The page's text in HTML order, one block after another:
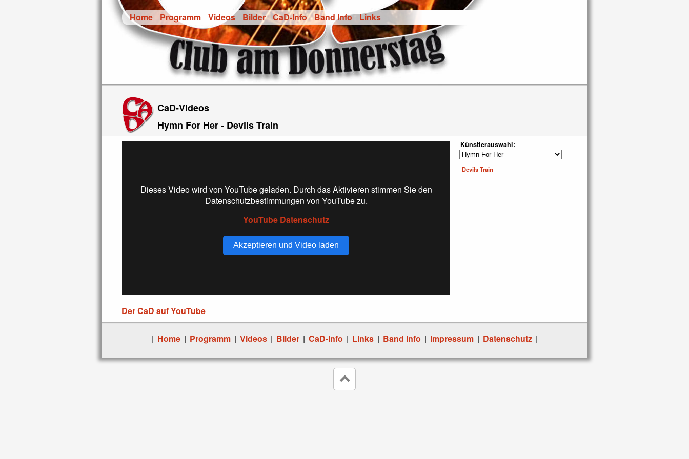
Home Programm Videos Bilder CaD-Info Band Info Links
CaD-Videos
Hymn For Her - Devils Train
Dieses Video wird von YouTube geladen. Durch das Aktivieren stimmen Sie den
Datenschutzbestimmungen von YouTube zu.
YouTube Datenschutz
Akzeptieren und Video laden
Künstlerauswahl:
Devils Train
Der CaD auf YouTube
| Home | Programm | Videos | Bilder | CaD-Info | Links | Band Info | Impressum | Datenschutz |
keyboard_arrow_up